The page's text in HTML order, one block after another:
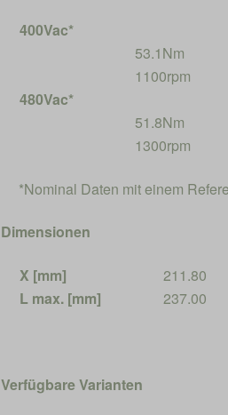
400Vac*
53.1Nm
1100rpm
480Vac*
51.8Nm
1300rpm
*Nominal Daten mit einem
Dimensionen
X [mm]
211.80
L max. [mm]
237.00
Verfügbare Varianten